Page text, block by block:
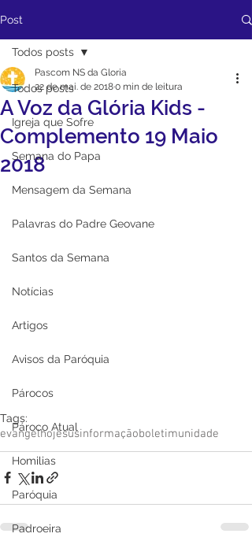
Post
Todos posts
Igreja que Sofre
Semana do Papa
Mensagem da Semana
Palavras do Padre Geovane
Santos da Semana
Notícias
Artigos
Avisos da Paróquia
Párocos
Pároco Atual
Homilias
Paróquia
Padroeira
Todos posts
A Voz da Glória Kids -
Complemento 19 Maio
2018
Pascom NS da Gloria
22 de mai. de 20180 min de leitura
Tags:
evangelhojesusinformaçãoboletimunidade